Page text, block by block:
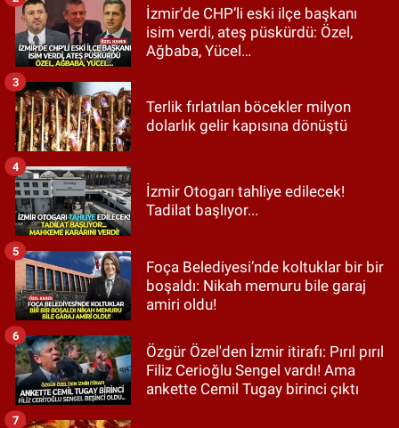
İzmir’de CHP’li eski ilçe başkanı
isim verdi, ateş püskürdü: Özel,
Ağbaba, Yücel…
Terlik fırlatılan böcekler milyon
dolarlık gelir kapısına dönüştü
3
İzmir Otogarı tahliye edilecek!
Tadilat başlıyor...
4
Foça Belediyesi’nde koltuklar bir bir
boşaldı: Nikah memuru bile garaj
amiri oldu!
5
Özgür Özel'den İzmir itirafı: Pırıl pırıl
Filiz Cerioğlu Sengel vardı! Ama
ankette Cemil Tugay birinci çıktı
6
7